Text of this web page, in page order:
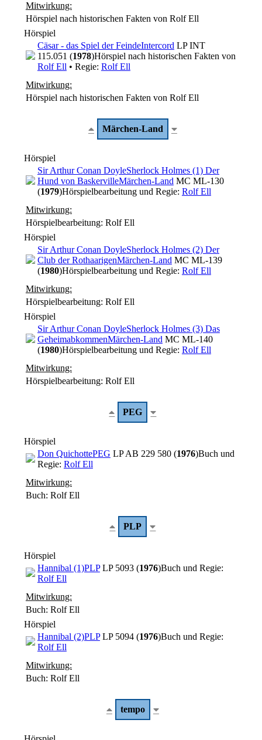
Mitwirkung:
Hörspiel nach historischen Fakten von Rolf Ell
Hörspiel
Cäsar - das Spiel der FeindeIntercord LP INT
115.051 (1978)Hörspiel nach historischen Fakten von
Rolf Ell • Regie: Rolf Ell
Mitwirkung:
Hörspiel nach historischen Fakten von Rolf Ell
Märchen-Land
Hörspiel
Sir Arthur Conan DoyleSherlock Holmes (1) Der
Hund von BaskervilleMärchen-Land MC ML-130
(1979)Hörspielbearbeitung und Regie: Rolf Ell
Mitwirkung:
Hörspielbearbeitung: Rolf Ell
Hörspiel
Sir Arthur Conan DoyleSherlock Holmes (2) Der
Club der RothaarigenMärchen-Land MC ML-139
(1980)Hörspielbearbeitung und Regie: Rolf Ell
Mitwirkung:
Hörspielbearbeitung: Rolf Ell
Hörspiel
Sir Arthur Conan DoyleSherlock Holmes (3) Das
GeheimabkommenMärchen-Land MC ML-140
(1980)Hörspielbearbeitung und Regie: Rolf Ell
Mitwirkung:
Hörspielbearbeitung: Rolf Ell
PEG
Hörspiel
Don QuichottePEG LP AB 229 580 (1976)Buch und
Regie: Rolf Ell
Mitwirkung:
Buch: Rolf Ell
PLP
Hörspiel
Hannibal (1)PLPLP 5093 (1976)Buch und Regie:
Rolf Ell
Mitwirkung:
Buch: Rolf Ell
Hörspiel
Hannibal (2)PLPLP 5094 (1976)Buch und Regie:
Rolf Ell
Mitwirkung:
Buch: Rolf Ell
tempo